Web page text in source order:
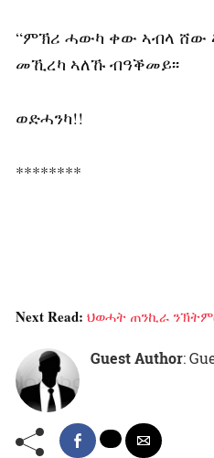
“ምኽሪ ሓውካ ቀው ኣብላ ሸው
መኺረካ ኣለኹ ብዓቕመይ፡፡
ወድሓንካ!!
********
Next Read: ህወሓት ጠንኪራ
Guest Author: